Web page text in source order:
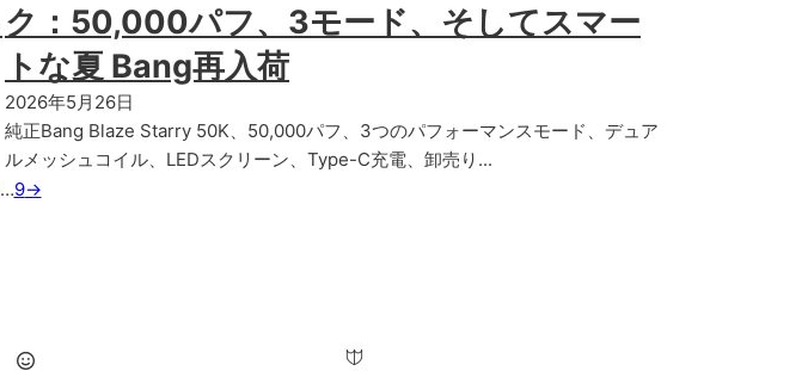
ク：50,000パフ、3モード、そしてスマー
トな夏 Bang再入荷
2026年5月26日
純正Bang Blaze Starry 50K、50,000パフ、3つのパフォーマンスモード、デュア
ルメッシュコイル、LEDスクリーン、Type-C充電、卸売り...
…9→